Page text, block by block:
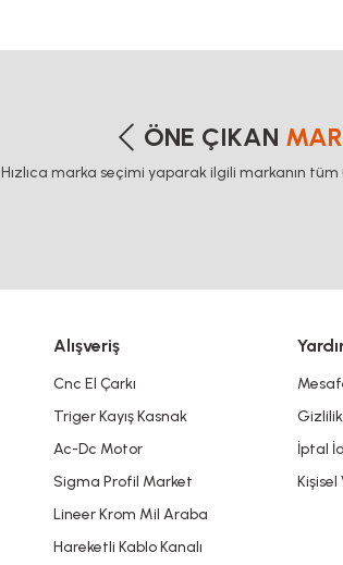
ÖNE ÇIKAN
Hızlıca marka seçimi yaparak ilgili markanın
Alışveriş
Cnc El Çarkı
Triger Kayış Kasnak
Ac-Dc Motor
Sigma Profil Market
Lineer Krom Mil Araba
Hareketli Kablo Kanalı
İptal
Kişisel